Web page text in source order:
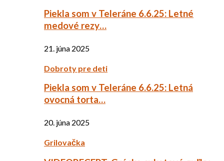
Piekla som v Teleráne 6.6.25: Letné
medové rezy…
21. júna 2025
Dobroty pre deti
Piekla som v Teleráne 6.6.25: Letná
ovocná torta…
20. júna 2025
Grilovačka